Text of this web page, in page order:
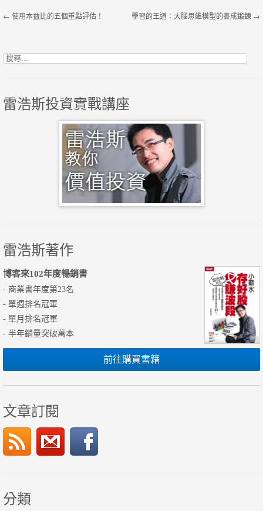
← 使用本益比的五個重點評估！ 學習的王道：大腦思維模型的養成鍛鍊 →
搜尋關鍵字:
雷浩斯投資實戰講座
雷浩斯著作
博客來102年度暢銷書
- 商業書年度第23名
- 單週排名冠軍
- 單月排名冠軍
- 半年銷量突破萬本
前往購買書籍
文章訂閱
分類